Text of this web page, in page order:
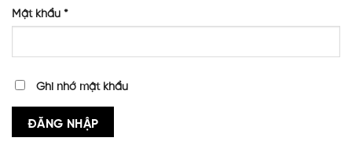
Mật khẩu *Bắt
buộc
Ghi nhớ mật khẩu
ĐĂNG NHẬP